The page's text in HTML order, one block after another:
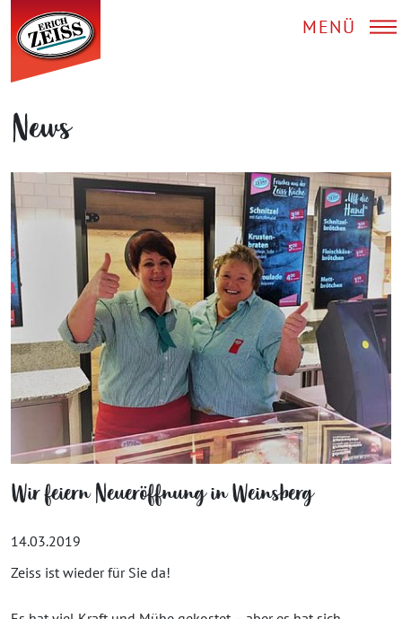
MENÜ
News
Wir feiern Neueröffnung in Weinsberg
14.03.2019
Zeiss ist wieder für Sie da!